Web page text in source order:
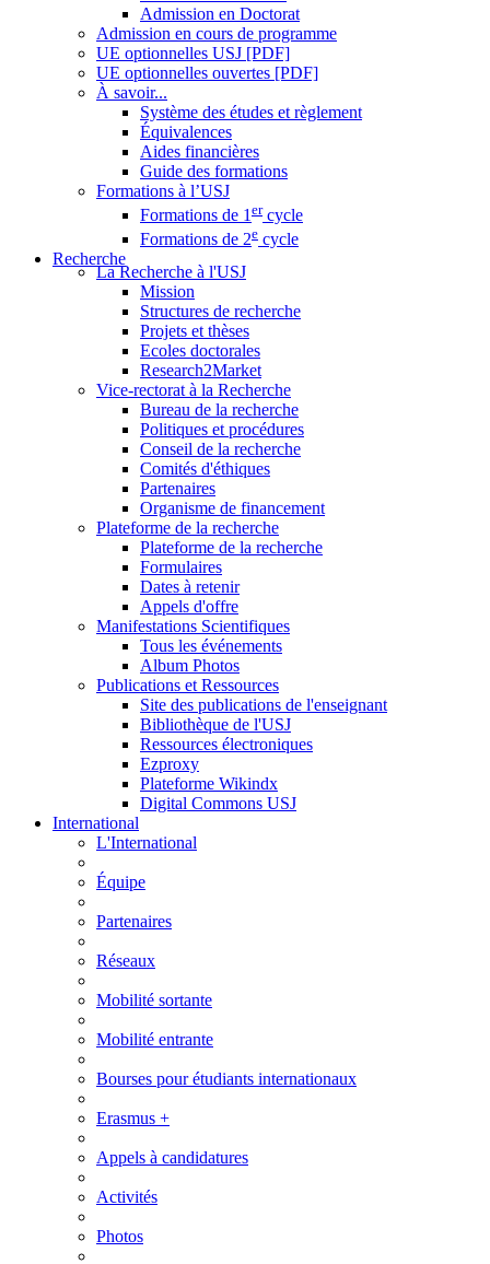
Admission en Doctorat
Admission en cours de programme
UE optionnelles USJ [PDF]
UE optionnelles ouvertes [PDF]
À savoir...
Système des études et règlement
Équivalences
Aides financières
Guide des formations
Formations à l’USJ
Formations de 1 ercycle
Formations de 2e cycle
Recherche
La Recherche à l'USJ
Mission
Structures de recherche
Projets et thèses
Ecoles doctorales
Research2Market
Vice-rectorat à la Recherche
Bureau de la recherche
Politiques et procédures
Conseil de la recherche
Comités d'éthiques
Partenaires
Organisme de financement
Plateforme de la recherche
Plateforme de la recherche
Formulaires
Dates à retenir
Appels d'offre
Manifestations Scientifiques
Tous les événements
Album Photos
Publications et Ressources
Site des publications de l'enseignant
Bibliothèque de l'USJ
Ressources électroniques
Ezproxy
Plateforme Wikindx
Digital Commons USJ
International
L'International
Équipe
Partenaires
Réseaux
Mobilité sortante
Mobilité entrante
Bourses pour étudiants internationaux
Erasmus +
Appels à candidatures
Activités
Photos